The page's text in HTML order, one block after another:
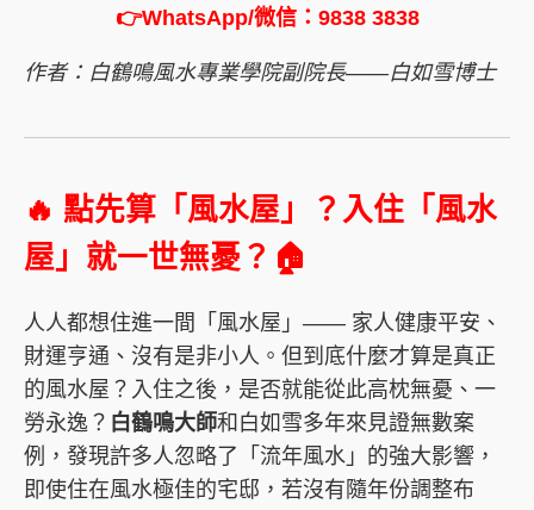
👉WhatsApp/微信：9838 3838
作者：白鶴鳴風水專業學院副院長——白如雪博士
🔥 點先算「風水屋」？入住「風水
屋」就一世無憂？🏠
人人都想住進一間「風水屋」—— 家人健康平安、
財運亨通、沒有是非小人。但到底什麼才算是真正
的風水屋？入住之後，是否就能從此高枕無憂、一
勞永逸？ 白鶴鳴大師和白如雪多年來見證無數案
例，發現許多人忽略了「流年風水」的強大影響，
即使住在風水極佳的宅邸，若沒有隨年份調整布